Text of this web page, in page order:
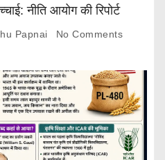
नीति आयोग की रिपोर्ट
Papnai No Comments